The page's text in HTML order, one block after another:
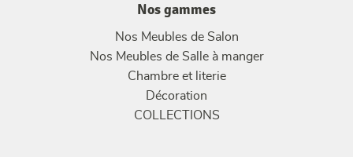
Nos gammes
Nos Meubles de Salon
Nos Meubles de Salle à manger
Chambre et literie
Décoration
COLLECTIONS